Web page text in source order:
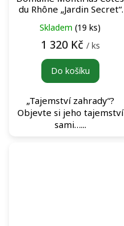
du Rhône „Jardin Secret“
Skladem (19 ks)
1 320 Kč / ks
Do košíku
„Tajemství zahrady“?
Objevte si jeho tajemství
sami…...